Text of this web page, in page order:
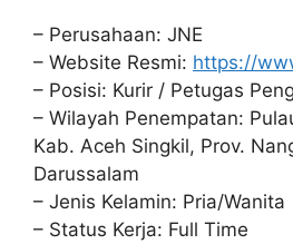
– Perusahaan: JNE
– Website Resmi: https://
– Posisi: Kurir / Petugas
– Wilayah Penempatan:
Kab. Aceh Singkil, Prov.
Darussalam
– Jenis Kelamin: Pria/Wanita
– Status Kerja: Full Time